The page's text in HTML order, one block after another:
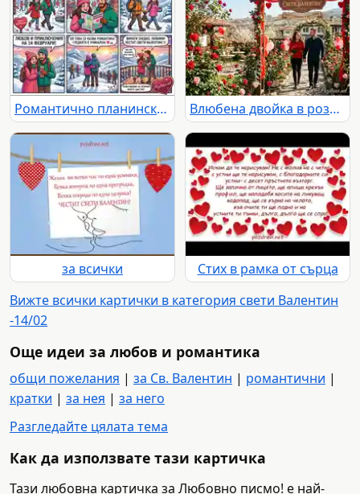
Романтично планинско приключение за Свети Валентин: любов, поход и незабравими моменти за влюбена двойка. Влюбена двойка в розова градина под арка за Свети Валентин
за всички
Стих в рамка от сърца
Вижте всички картички в категория свети Валентин
-14/02
Още идеи за любов и романтика
общи пожелания | за Св. Валентин | романтични |
кратки | за нея | за него
Разгледайте цялата тема
Как да използвате тази картичка
Тази любовна картичка за Любовно писмо! е най-